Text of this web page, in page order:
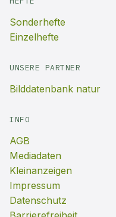
Sonderhefte
Einzelhefte
UNSERE PARTNER
Bilddatenbank natur
INFO
AGB
Mediadaten
Kleinanzeigen
Impressum
Datenschutz